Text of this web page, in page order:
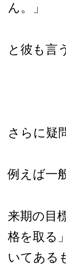
ん。」
と彼も言
さらに疑
例えば一
来期の目
格を取る
いてある